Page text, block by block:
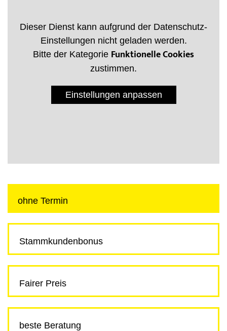
Dieser Dienst kann aufgrund der Datenschutz-
Einstellungen nicht geladen werden.
Bitte der Kategorie Funktionelle Cookies
zustimmen.
Einstellungen anpassen
ohne Termin
Stammkunden­bonus
Fairer Preis
beste Beratung